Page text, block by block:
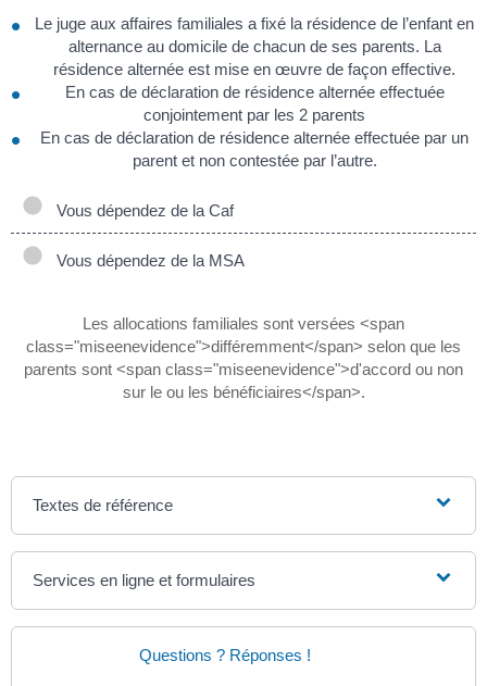
Le juge aux affaires familiales a fixé la résidence de l’enfant en
alternance au domicile de chacun de ses parents. La
résidence alternée est mise en œuvre de façon effective.
En cas de déclaration de résidence alternée effectuée
conjointement par les 2 parents
En cas de déclaration de résidence alternée effectuée par un
parent et non contestée par l’autre.
Vous dépendez de la Caf
Vous dépendez de la MSA
Les allocations familiales sont versées <span
class="miseenevidence">différemment</span> selon que les
parents sont <span class="miseenevidence">d'accord ou non
sur le ou les bénéficiaires</span>.
Textes de référence
Services en ligne et formulaires
Questions ? Réponses !